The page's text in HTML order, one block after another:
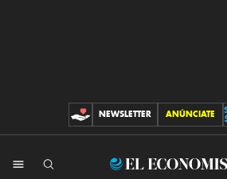
CONTRIBUCIONES
NEWSLETTER ANÚNCIATE
El